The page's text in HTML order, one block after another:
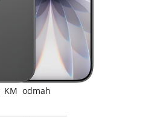
KM odmah